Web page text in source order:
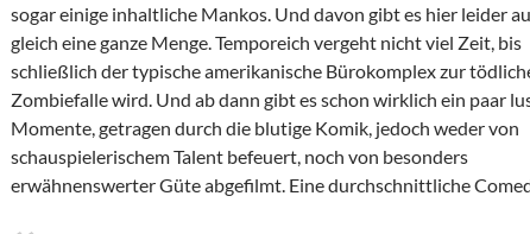
sogar einige inhaltliche Mankos. Und davon gibt es hier leider
gleich eine ganze Menge. Temporeich vergeht nicht viel Zeit, bis
schließlich der typische amerikanische Bürokomplex zur
Zombiefalle wird. Und ab dann gibt es schon wirklich ein paar
Momente, getragen durch die blutige Komik, jedoch weder von
schauspielerischem Talent befeuert, noch von besonders
erwähnenswerter Güte abgefilmt. Eine durchschnittliche